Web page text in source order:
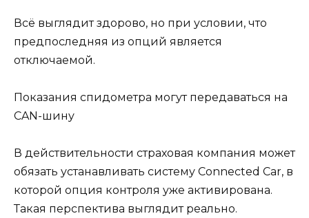
Всё выглядит здорово, но при условии, что
предпоследняя из опций является
отключаемой.
Показания спидометра могут передаваться на
CAN-шину
В действительности страховая компания может
обязать устанавливать систему Connected Car, в
которой опция контроля уже активирована.
Такая перспектива выглядит реально.